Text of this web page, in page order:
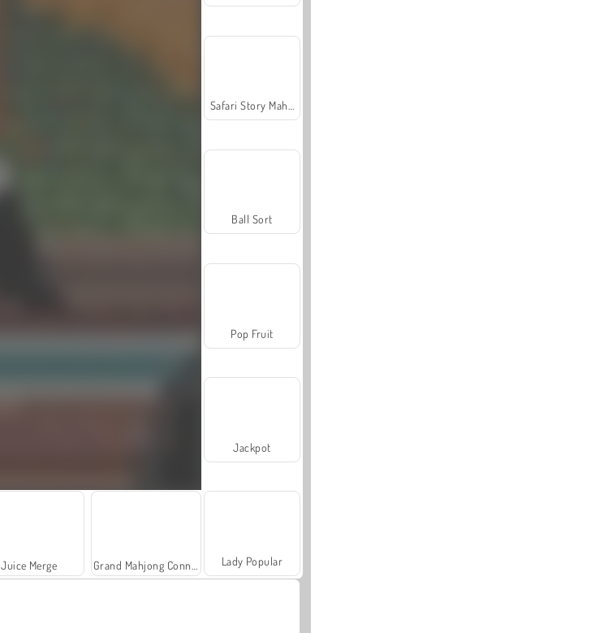
Juice Merge
Ball Sort
Pop Fruit
Jackpot
Lady Popular